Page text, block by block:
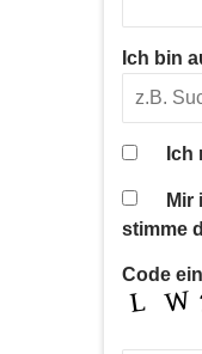
Ich bin
Ich
Mir
stimme
Code